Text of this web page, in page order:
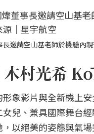
邀請空山基老師於機艙內
村光希
象影片與全新機上
兒、兼具國際舞台
以絕美的姿態與氣場